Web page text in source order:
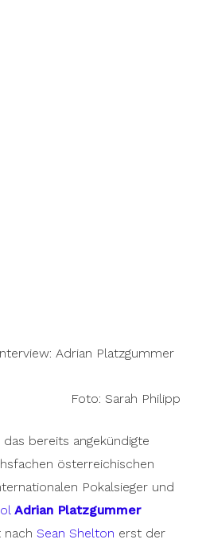
Adrian Platzgummer
Foto: Sarah Philipp
bereits angekündigte
österreichischen
Pokalsieger und
Adrian Platzgummer
nach Sean Shelton erst der